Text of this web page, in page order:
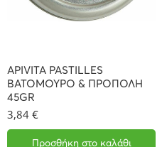
APIVITA PASTILLES
ΒΑΤΟΜΟΥΡΟ & ΠΡΟΠΟΛΗ
45GR
3,84 €
Προσθήκη στο καλάθι